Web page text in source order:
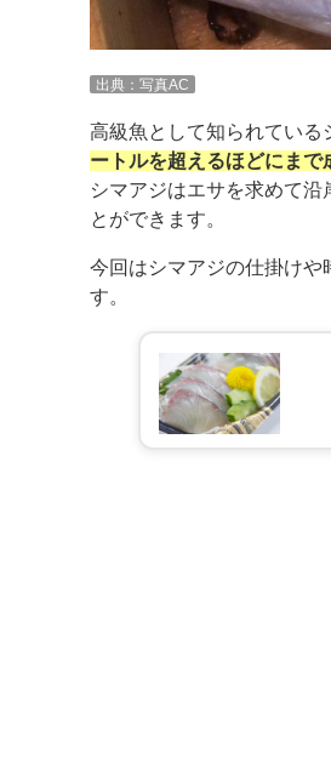
出典：写真AC
高級魚として知られている
ートルを超えるほどにま
シマアジはエサを求めて
とができます。
今回はシマアジの仕掛けや
す。